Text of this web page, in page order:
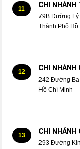
11 CHI NHÁNH
79B Đường Lý
Thành Phố Hồ
12 CHI NHÁNH
242 Đường Ba
Hồ Chí Minh
13 CHI NHÁNH
293 Đường